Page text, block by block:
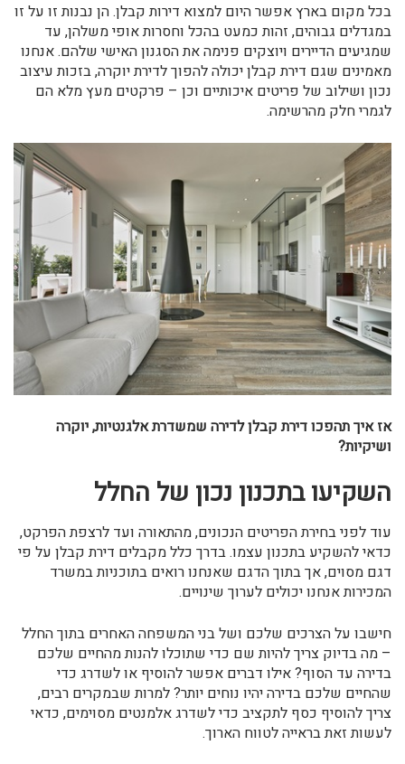
בכל מקום בארץ אפשר היום למצוא דירות קבלן. הן נבנות זו על זו
במגדלים גבוהים, זהות כמעט בהכל וחסרות אופי משלהן, עד
שמגיעים הדיירים ויוצקים פנימה את הסגנון האישי שלהם. אנחנו
מאמינים שגם דירת קבלן יכולה להפוך לדירת יוקרה, בזכות עיצוב
נכון ושילוב של פריטים איכותיים וכן – פרקטים מעץ מלא הם
לגמרי חלק מהרשימה.
אז איך תהפכו דירת קבלן לדירה שמשדרת אלגנטיות, יוקרה
ושיקיות?
השקיעו בתכנון נכון של החלל
עוד לפני בחירת הפריטים הנכונים, מהתאורה ועד לרצפת הפרקט,
כדאי להשקיע בתכנון עצמו. בדרך כלל מקבלים דירת קבלן על פי
דגם מסוים, אך בתוך הדגם שאנחנו רואים בתוכניות במשרד
המכירות אנחנו יכולים לערוך שינויים.
חישבו על הצרכים שלכם ושל בני המשפחה האחרים בתוך החלל
– מה בדיוק צריך להיות שם כדי שתוכלו להנות מהחיים שלכם
בדירה עד הסוף? אילו דברים אפשר להוסיף או לשדרג כדי
שהחיים שלכם בדירה יהיו נוחים יותר? למרות שבמקרים רבים,
צריך להוסיף כסף לתקציב כדי לשדרג אלמנטים מסוימים, כדאי
לעשות זאת בראייה לטווח הארוך.